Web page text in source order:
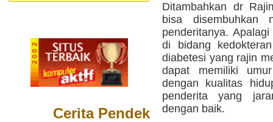
Cerita Pendek
Ditambahkan dr
bisa disembuhkan
penderitanya.
di bidang
diabetesi yang rajin
dapat memiliki
dengan kualitas
penderita yang
dengan baik.